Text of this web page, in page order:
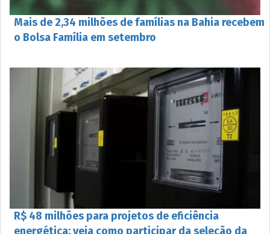
Mais de 2,34 milhões de famílias na Bahia recebem
o Bolsa Família em setembro
R$ 48 milhões para projetos de eficiência
energética: veja como participar da seleção da